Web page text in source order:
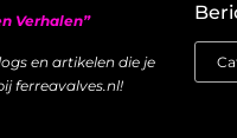
Verhalen”
en artikelen die je
ferreavalves.nl!